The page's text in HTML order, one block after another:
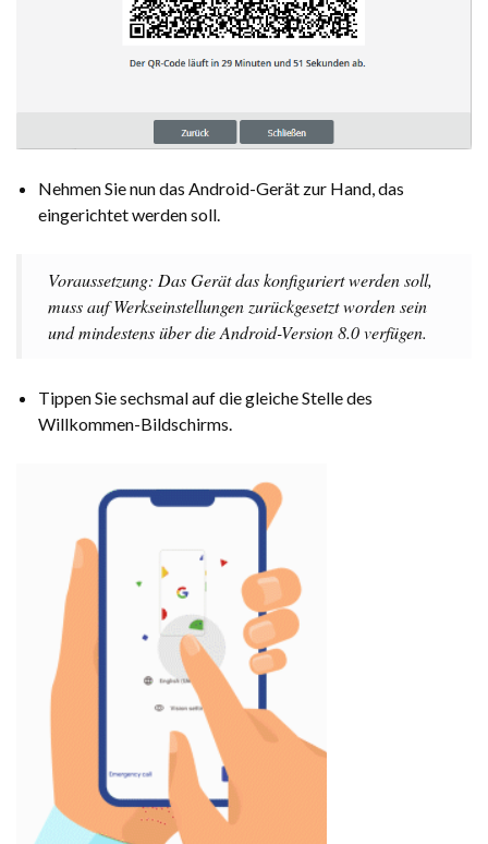
Nehmen Sie nun das Android-Gerät zur Hand, das
eingerichtet werden soll.
Voraussetzung: Das Gerät das konfiguriert werden soll,
muss auf Werksein­stellungen zurückgesetzt worden sein
und mindestens über die Android-Version 8.0 verfügen.
Tippen Sie sechsmal auf die gleiche Stelle des
Willkommen-Bildschirms.